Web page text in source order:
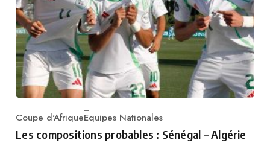
Category
Coupe d'AfriqueEquipes Nationales
Les compositions probables : Sénégal – Algérie